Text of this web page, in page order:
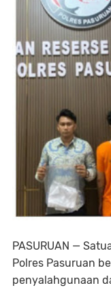
PASURUAN —
Polres Pasuruan
penyalahgunaan